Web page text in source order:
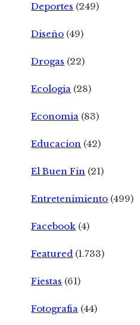
Deportes (249)
Diseño (49)
Drogas (22)
Ecologia (28)
Economia (83)
Educacion (42)
El Buen Fin (21)
Entretenimiento (499)
Facebook (4)
Featured (1.733)
Fiestas (61)
Fotografia (44)